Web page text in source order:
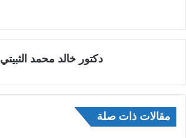
دكتور خالد محمد الثبيتي
مقالات ذات صلة